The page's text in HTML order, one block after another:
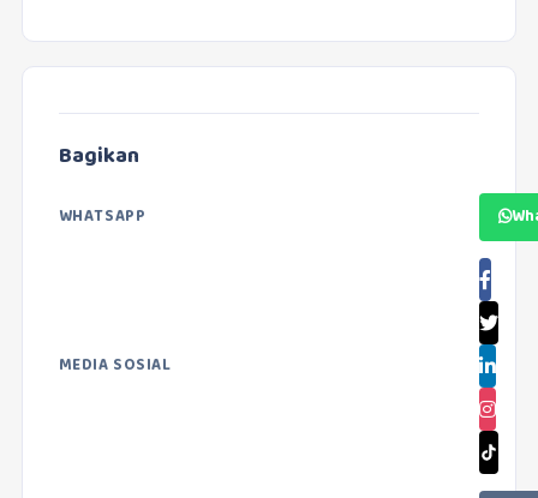
Bagikan
WHATSAPP
MEDIA SOSIAL